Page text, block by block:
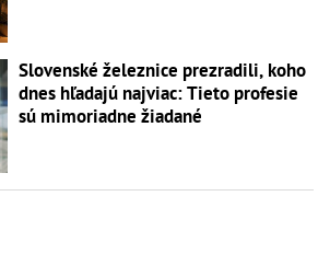
Slovenské železnice prezradili, koho
dnes hľadajú najviac: Tieto profesie
sú mimoriadne žiadané